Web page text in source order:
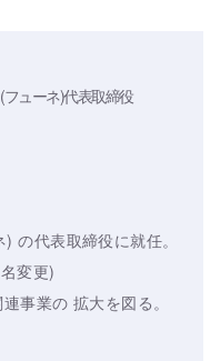
フューネ)代表取締役
の代表取締役に就任。
変更)
事業の 拡大を図る。